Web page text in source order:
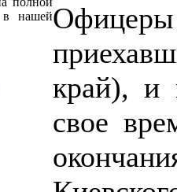
в нашей
край), и
свое